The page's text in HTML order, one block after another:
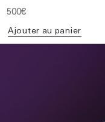
500€
Ajouter au panier